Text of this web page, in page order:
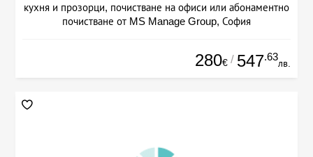
кухня и прозорци, почистване на офиси или абонаментно
почистване от MS Manage Group, София
280€ / 547.63
лв.